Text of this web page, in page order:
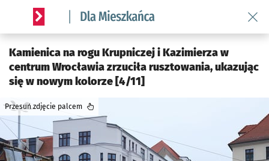
Serwis informacyjny wroclaw.pl podserwis: Dla mieszkańca
Kamienica na rogu Krupniczej i Kazimierza w
centrum Wrocławia zrzuciła rusztowania, ukazując
się w nowym kolorze [4/11]
Przesuń zdjęcie palcem